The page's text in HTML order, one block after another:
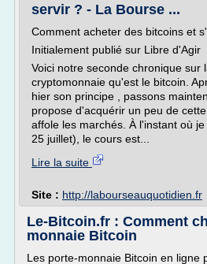
servir ? - La Bourse ...
Comment acheter des bitcoins et
Initialement publié sur Libre d'Agir
Voici notre seconde chronique sur
cryptomonnaie qu'est le bitcoin.
hier son principe , passons
propose d'acquérir un peu de
affole les marchés. À l'instant où
25 juillet), le cours est...
Lire la suite
Site : http://labourseauquotidien.fr
Le-Bitcoin.fr : Comment
monnaie Bitcoin
Les porte-monnaie Bitcoin en ligne